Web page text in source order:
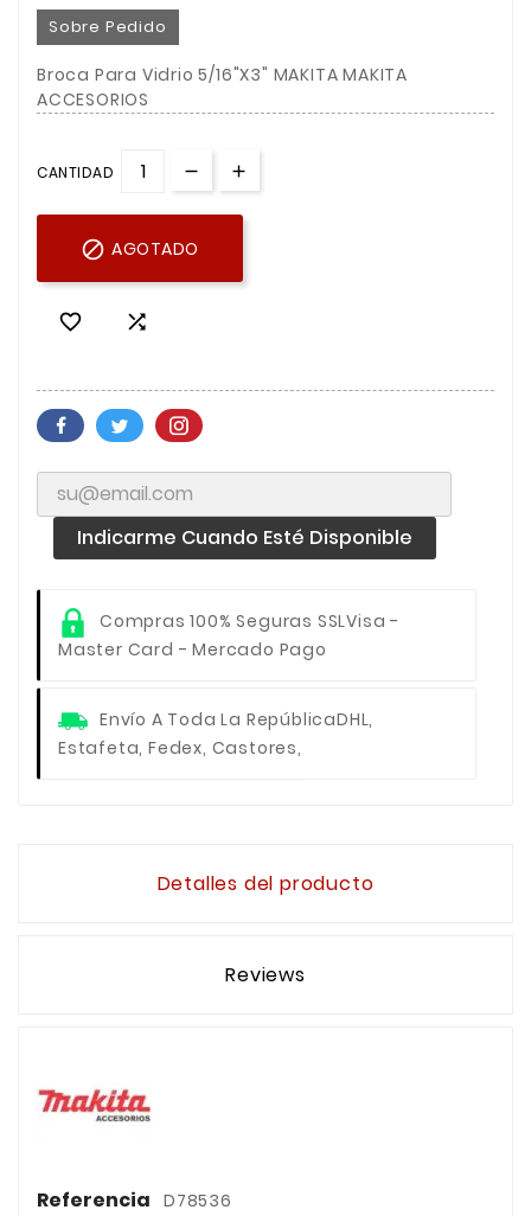
Sobre Pedido
Broca Para Vidrio 5/16"X3" MAKITA MAKITA
ACCESORIOS
CANTIDAD
 AGOTADO
 
Indicarme Cuando Esté Disponible
Compras 100% Seguras SSLVisa -
Master Card - Mercado Pago
Envío A Toda La RepúblicaDHL,
Estafeta, Fedex, Castores,
Detalles del producto
Reviews
Referencia D78536